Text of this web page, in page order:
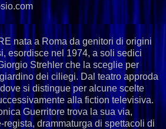
nata a Roma da genitori di origini
esordisce nel 1974, a soli sedici
Strehler che la sceglie per
dei ciliegi. Dal teatro approda
si distingue per alcune scelte
alla fiction televisiva.
Guerritore trova la sua via,
regista, drammaturga di spettacoli di